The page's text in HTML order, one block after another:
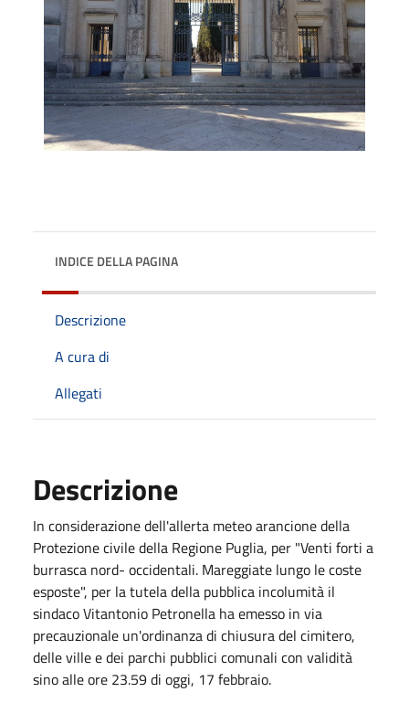
INDICE DELLA PAGINA
Descrizione
A cura di
Allegati
Descrizione
In considerazione dell'allerta meteo arancione della
Protezione civile della Regione Puglia, per "Venti forti a
burrasca nord- occidentali. Mareggiate lungo le coste
esposte", per la tutela della pubblica incolumità il
sindaco Vitantonio Petronella ha emesso in via
precauzionale un'ordinanza di chiusura del cimitero,
delle ville e dei parchi pubblici comunali con validità
sino alle ore 23.59 di oggi, 17 febbraio.